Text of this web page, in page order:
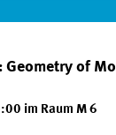
of
im Raum M 6